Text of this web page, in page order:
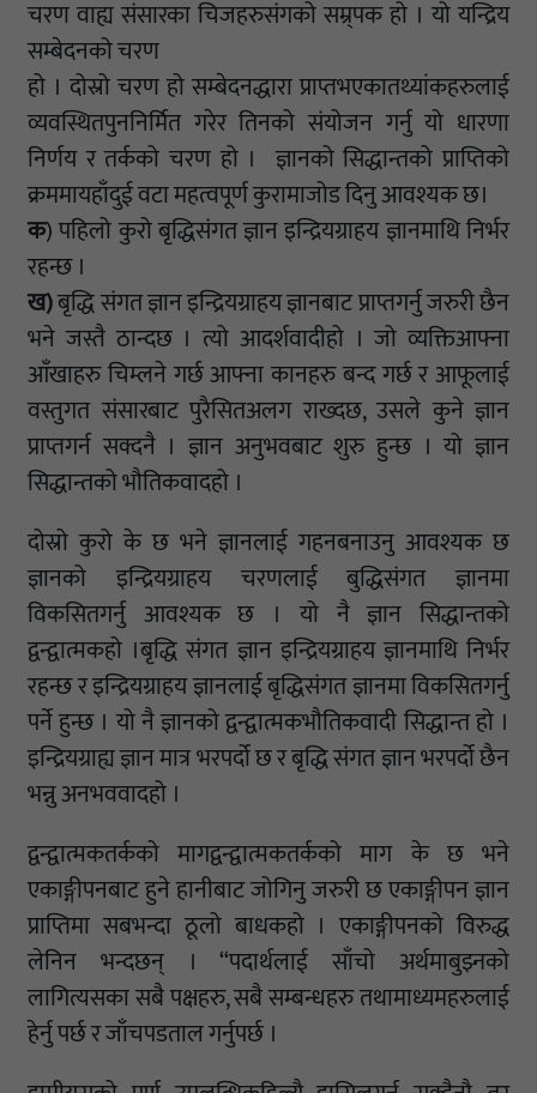
चरण वाह्य संसारका चिजहरुसंगको सम्र्पक हो । यो यन्द्रिय
सम्बेदनको चरण
हो । दोस्रो चरण हो सम्बेदनद्धारा प्राप्तभएकातथ्यांकहरुलाई
व्यवस्थितपुननिर्मित गरेर तिनको संयोजन गर्नु यो धारणा
निर्णय र तर्कको चरण हो । ज्ञानको सिद्धान्तको प्राप्तिको
क्रममायहाँदुई वटा महत्वपूर्ण कुरामाजोड दिनु आवश्यक छ।
क) पहिलो कुरो बृद्धिसंगत ज्ञान इन्द्रियग्राहय ज्ञानमाथि निर्भर
रहन्छ ।
ख)बृद्धि संगत ज्ञान इन्द्रियग्राहय ज्ञानबाट प्राप्तगर्नु जरुरी छैन
भने जस्तै ठान्दछ । त्यो आदर्शवादीहो । जो व्यक्तिआफ्ना
आँखाहरु चिम्लने गर्छ आफ्ना कानहरु बन्द गर्छ र आफूलाई
वस्तुगत संसारबाट पुरैसितअलग राख्दछ, उसले कुने ज्ञान
प्राप्तगर्न सक्दनै । ज्ञान अनुभवबाट शुरु हुन्छ । यो ज्ञान
सिद्धान्तको भौतिकवादहो ।
दोस्रो कुरो के छ भने ज्ञानलाई गहनबनाउनु आवश्यक छ
ज्ञानको इन्द्रियग्राहय चरणलाई बुद्धिसंगत ज्ञानमा
विकसितगर्नु आवश्यक छ । यो नै ज्ञान सिद्धान्तको
द्वन्द्वात्मकहो ।बृद्धि संगत ज्ञान इन्द्रियग्राहय ज्ञानमाथि निर्भर
रहन्छ र इन्द्रियग्राहय ज्ञानलाई बृद्धिसंगत ज्ञानमा विकसितगर्नु
पर्ने हुन्छ । यो नै ज्ञानको द्वन्द्वात्मकभौतिकवादी सिद्धान्त हो ।
इन्द्रियग्राह्य ज्ञान मात्र भरपर्दो छ र बृद्धि संगत ज्ञान भरपर्दो छैन
भन्नु अनभववादहो ।
द्वन्द्वात्मकतर्कको मागद्वन्द्वात्मकतर्कको माग के छ भने
एकाङ्गीपनबाट हुने हानीबाट जोगिनु जरुरी छ एकाङ्गीपन ज्ञान
प्राप्तिमा सबभन्दा ठूलो बाधकहो । एकाङ्गीपनको विरुद्ध
लेनिन भन्दछन् । “पदार्थलाई साँचो अर्थमाबुझ्नको
लागित्यसका सबै पक्षहरु, सबै सम्बन्धहरु तथामाध्यमहरुलाई
हेर्नु पर्छ र जाँचपडताल गर्नुपर्छ ।